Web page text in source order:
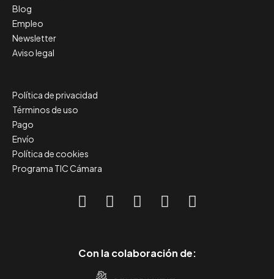
Blog
Empleo
Newsletter
Aviso legal
Política de privacidad
Términos de uso
Pago
Envío
Política de cookies
Programa TIC Cámara
Con la colaboración de: